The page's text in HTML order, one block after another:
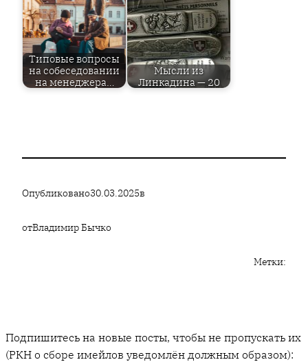
Типовые вопросы
на собеседовании
на менеджера…
Мысли из
Линкадина — 20
Опубликовано30.03.2025в
отВладимир Бычко
Метки:
Подпишитесь на новые посты, чтобы не пропускать их
(РКН о сборе имейлов уведомлён должным образом):